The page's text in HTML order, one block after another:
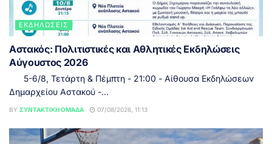
ΕΚΔΗΛΏΣΕΙΣ
Αστακός: Πολιτιστικές και Αθλητικές Εκδηλώσεις
Αύγουστος 2026
5-6/8, Τετάρτη & Πέμπτη - 21:00 - Αίθουσα Εκδηλώσεων
Δημαρχείου Αστακού -...
BY ΣΥΝΤΑΚΤΙΚΉ ΟΜΆΔΑ 07/08/2026, 11:13